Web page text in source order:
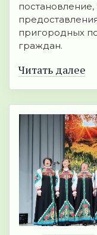
пригородных
граждан.
Читать далее